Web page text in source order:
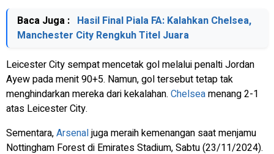
Baca Juga : Hasil Final Piala FA: Kalahkan Chelsea,
Manchester City Rengkuh Titel Juara
Leicester City sempat mencetak gol melalui penalti Jordan
Ayew pada menit 90+5. Namun, gol tersebut tetap tak
menghindarkan mereka dari kekalahan. Chelseamenang 2-1
atas Leicester City.
Sementara,Arsenaljuga meraih kemenangan saat menjamu
Nottingham Forest di Emirates Stadium, Sabtu (23/11/2024).